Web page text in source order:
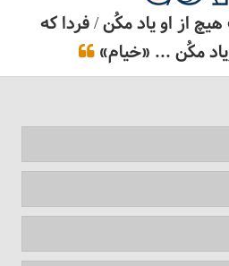
از او یاد مکُن / فردا که
مکُن ... «خیام»